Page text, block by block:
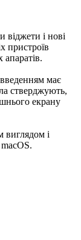
і нові
пристроїв
апаратів.
має
стверджують,
екрану
виглядом і